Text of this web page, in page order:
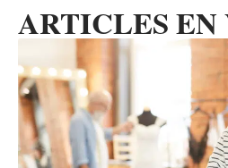
ARTICLES